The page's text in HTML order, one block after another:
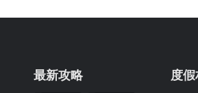
最新攻略 度